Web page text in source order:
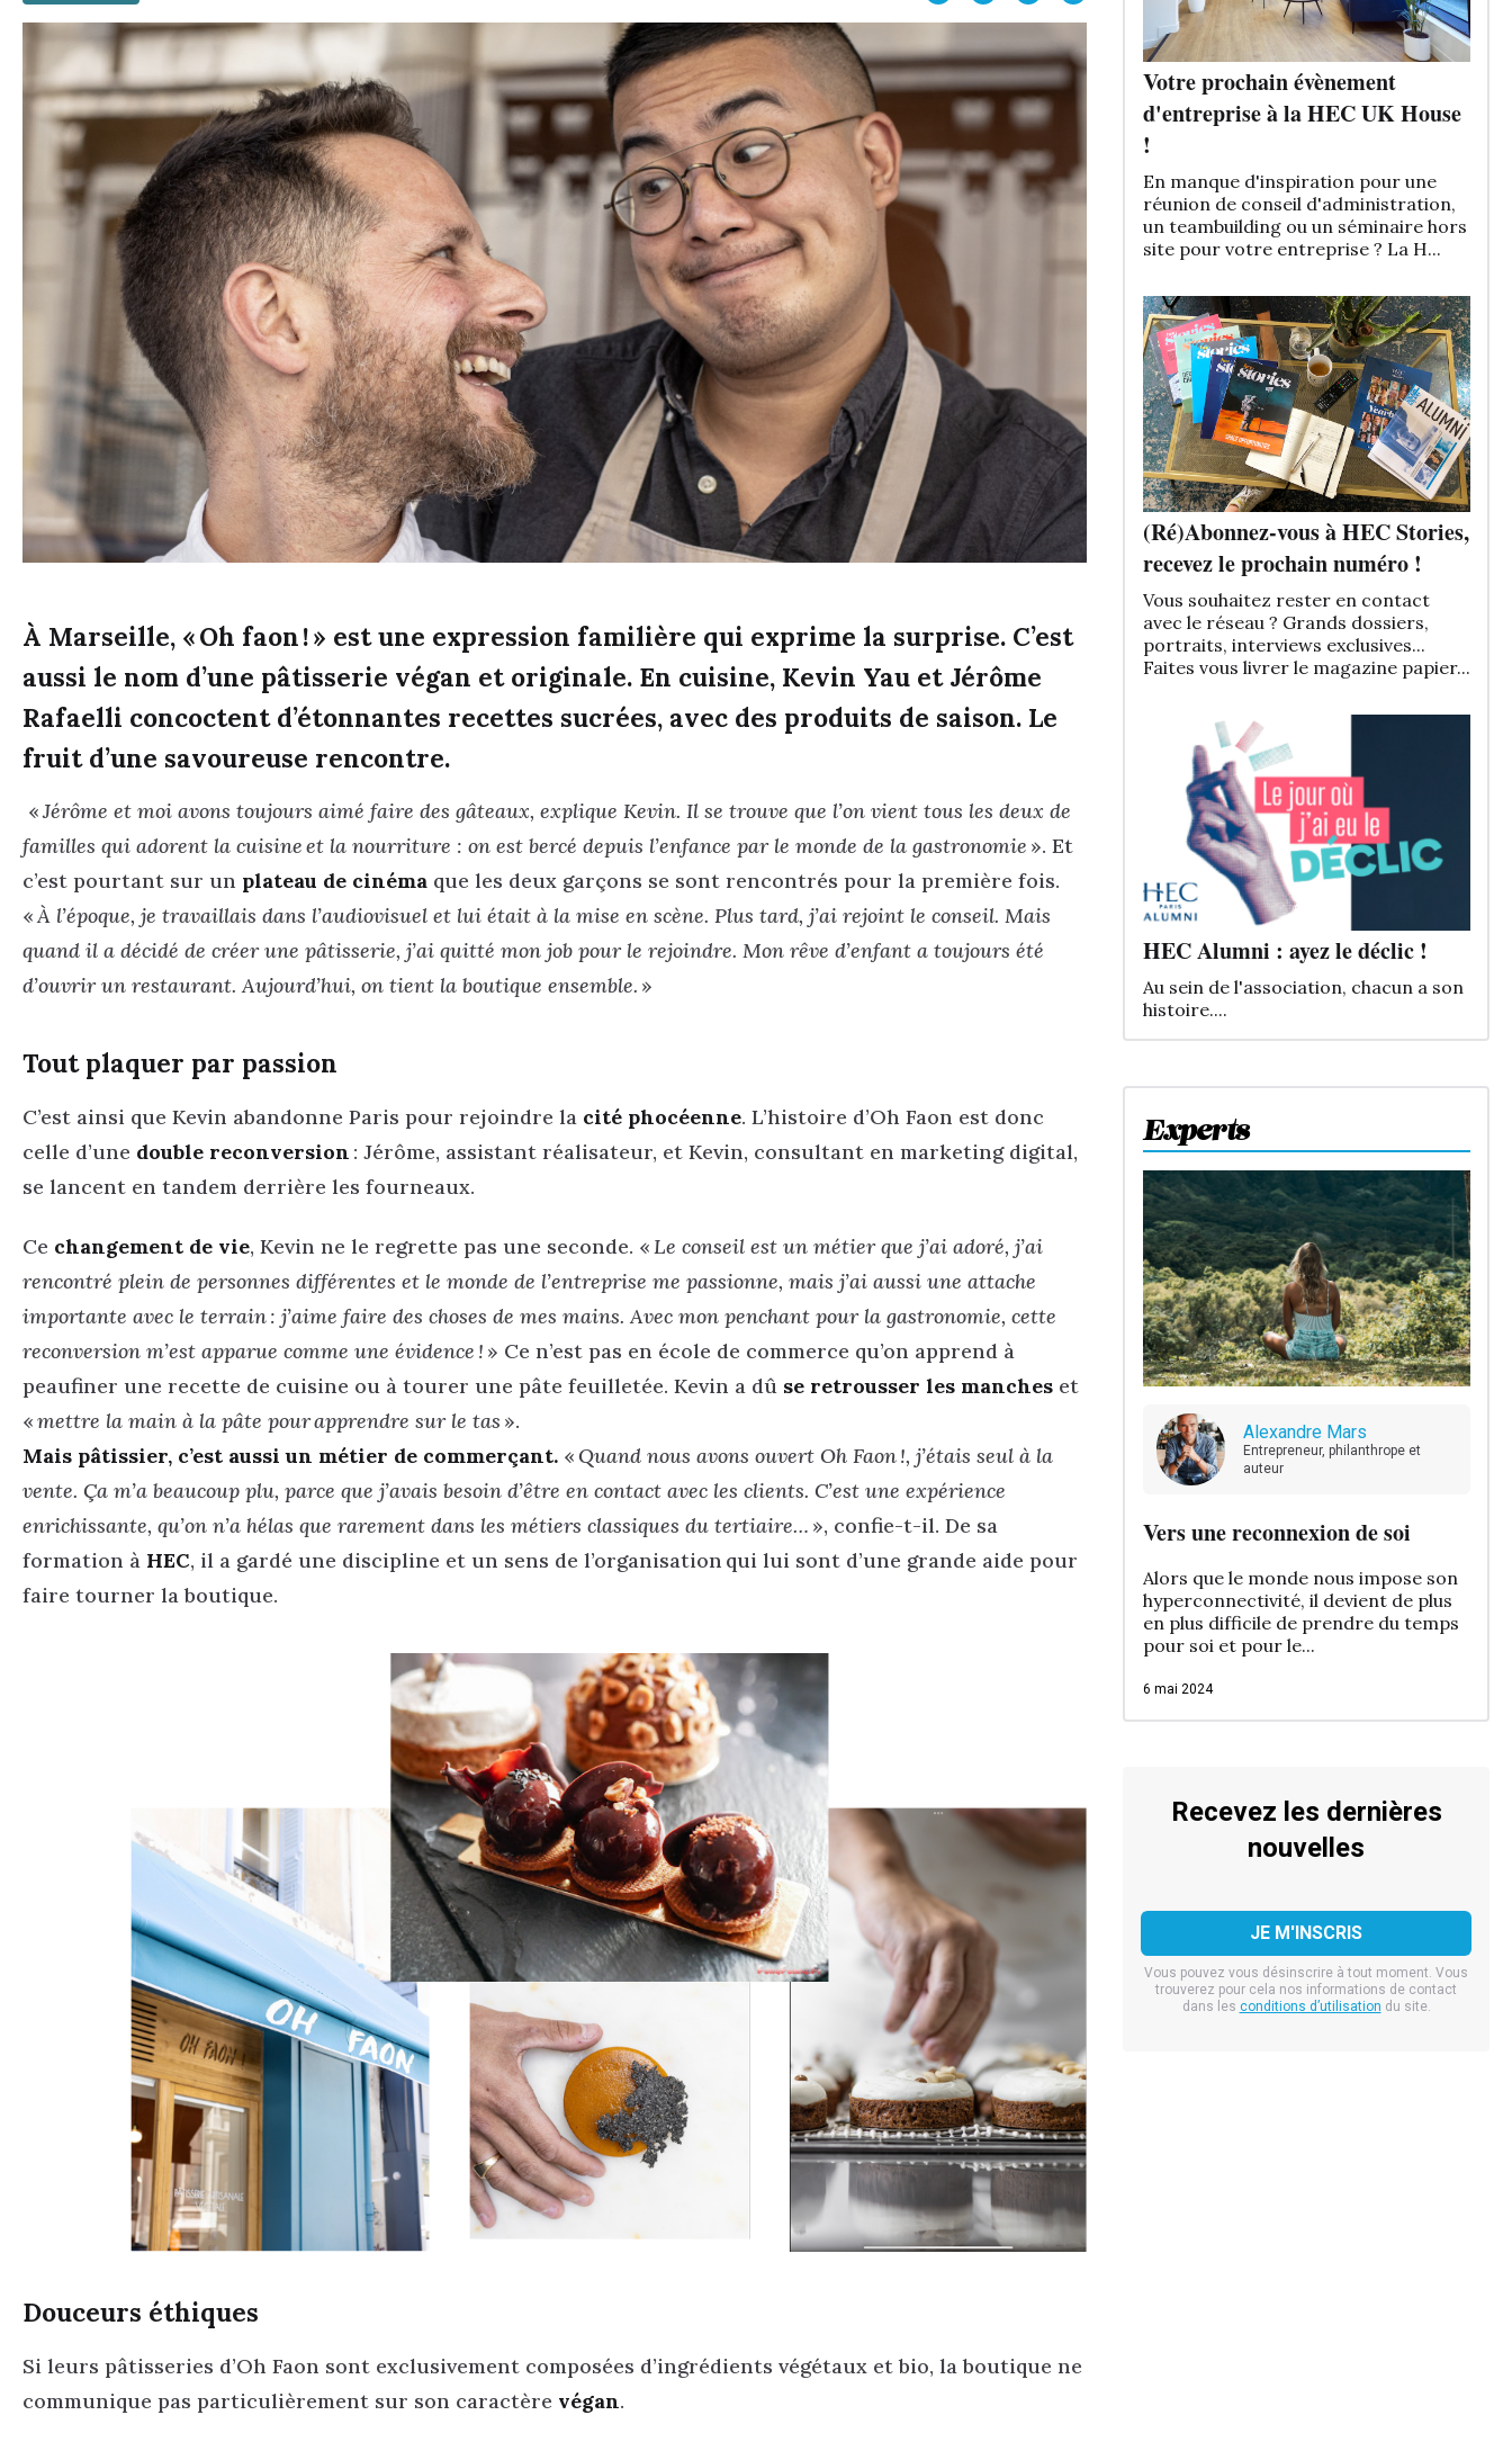
À Marseille, « Oh faon ! » est une expression familière qui exprime la surprise. C’est
aussi le nom d’une pâtisserie végan et originale. En cuisine, Kevin Yau et Jérôme
Rafaelli concoctent d’étonnantes recettes sucrées, avec des produits de saison. Le
fruit d’une savoureuse rencontre.
«Jérôme et moi avons toujours aimé faire des gâteaux, explique Kevin. Il se trouve que l’on vient tous les deux de
familles qui adorent la cuisine et la nourriture : on est bercé depuis l’enfance par le monde de la gastronomie ». Et
c’est pourtant sur un plateau de cinéma que les deux garçons se sont rencontrés pour la première fois.
«À l’époque, je travaillais dans l’audiovisuel et lui était à la mise en scène. Plus tard, j’ai rejoint le conseil. Mais
quand il a décidé de créer une pâtisserie, j’ai quitté mon job pour le rejoindre. Mon rêve d’enfant a toujours été
d’ouvrir un restaurant. Aujourd’hui, on tient la boutique ensemble. »
Tout plaquer par passion
C’est ainsi que Kevin abandonne Paris pour rejoindre la cité phocéenne. L’histoire d’Oh Faon est donc
celle d’une double reconversion : Jérôme, assistant réalisateur, et Kevin, consultant en marketing digital,
se lancent en tandem derrière les fourneaux.
Ce changement de vie, Kevin ne le regrette pas une seconde. «Le conseil est un métier que j’ai adoré, j’ai
rencontré plein de personnes différentes et le monde de l’entreprise me passionne, mais j’ai aussi une attache
importante avec le terrain : j’aime faire des choses de mes mains. Avec mon penchant pour la gastronomie, cette
reconversion m’est apparue comme une évidence ! » Ce n’est pas en école de commerce qu’on apprend à
peaufiner une recette de cuisine ou à tourer une pâte feuilletée. Kevin a dû se retrousser les manches et
«mettre la main à la pâte pour apprendre sur le tas ».
Mais pâtissier, c’est aussi un métier de commerçant. «Quand nous avons ouvert Oh Faon !, j’étais seul à la
vente. Ça m’a beaucoup plu, parce que j’avais besoin d’être en contact avec les clients. C’est une expérience
enrichissante, qu’on n’a hélas que rarement dans les métiers classiques du tertiaire… », confie-t-il. De sa
formation à HEC, il a gardé une discipline et un sens de l’organisation qui lui sont d’une grande aide pour
faire tourner la boutique.
Douceurs éthiques
Si leurs pâtisseries d’Oh Faon sont exclusivement composées d’ingrédients végétaux et bio, la boutique ne
communique pas particulièrement sur son caractère végan.
Experts
Alexandre Mars
Entrepreneur, philanthrope et
auteur
Vers une reconnexion de soi
Alors que le monde nous impose son
hyperconnectivité, il devient de plus
en plus difficile de prendre du temps
pour soi et pour le...
6 mai 2024
Recevez les dernières
nouvelles
Vous pouvez vous désinscrire à tout moment. Vous
trouverez pour cela nos informations de contact
dans les conditions d’utilisation du site.
Votre prochain évènement
d'entreprise à la HEC UK House
!
En manque d'inspiration pour une
réunion de conseil d'administration,
un teambuilding ou un séminaire hors
site pour votre entreprise ? La H...
(Ré)Abonnez-vous à HEC Stories,
recevez le prochain numéro !
Vous souhaitez rester en contact
avec le réseau ? Grands dossiers,
portraits, interviews exclusives...
Faites vous livrer le magazine papier...
HEC Alumni : ayez le déclic !
Au sein de l'association, chacun a son
histoire....